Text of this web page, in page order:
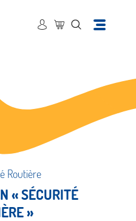
Routière
« SÉCURITÉ
»